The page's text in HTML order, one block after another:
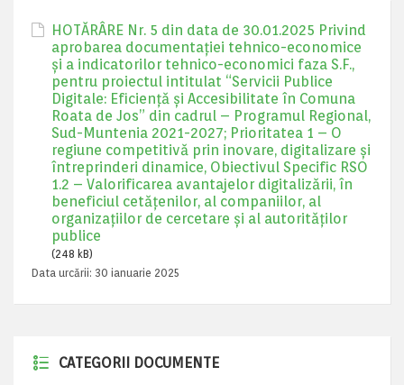
HOTĂRÂRE Nr. 5 din data de 30.01.2025 Privind
aprobarea documentației tehnico-economice
și a indicatorilor tehnico-economici faza S.F.,
pentru proiectul intitulat “Servicii Publice
Digitale: Eficiență și Accesibilitate în Comuna
Roata de Jos” din cadrul – Programul Regional,
Sud-Muntenia 2021-2027; Prioritatea 1 – O
regiune competitivă prin inovare, digitalizare și
întreprinderi dinamice, Obiectivul Specific RSO
1.2 – Valorificarea avantajelor digitalizării, în
beneficiul cetățenilor, al companiilor, al
organizațiilor de cercetare și al autorităților
publice
(248 kB)
Data urcării: 30 ianuarie 2025
CATEGORII DOCUMENTE